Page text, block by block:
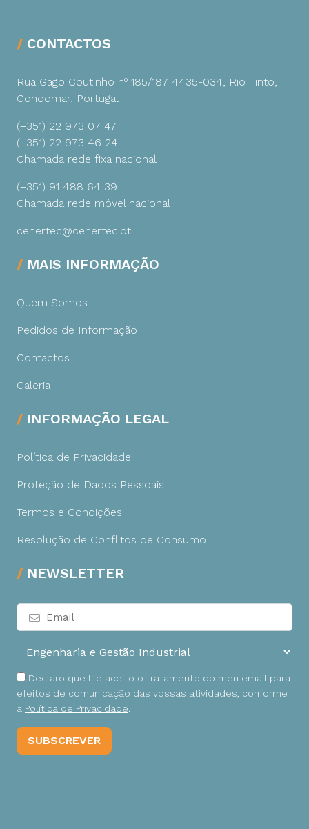
CONTACTOS
Rua Gago Coutinho nº 185/187 4435-034, Rio Tinto,
Gondomar, Portugal
(+351) 22 973 07 47
(+351) 22 973 46 24
Chamada rede fixa nacional
(+351) 91 488 64 39
Chamada rede móvel nacional
cenertec@cenertec.pt
MAIS INFORMAÇÃO
Quem Somos
Pedidos de Informação
Contactos
Galeria
INFORMAÇÃO LEGAL
Política de Privacidade
Proteção de Dados Pessoais
Termos e Condições
Resolução de Conflitos de Consumo
NEWSLETTER
Declaro que li e aceito o tratamento do meu email para
efeitos de comunicação das vossas atividades, conforme
a Política de Privacidade